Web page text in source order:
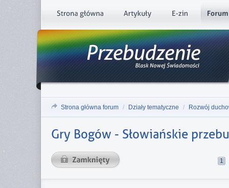
Strona główna forum / Działy tematyczne / Rozwój
Gry Bogów - Słowiańskie
1